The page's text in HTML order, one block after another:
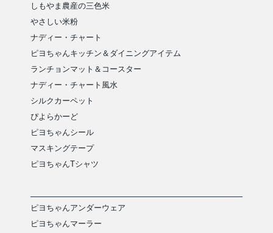
しもやま農産の三色米
やさしい米粉
ナディー・チャート
ピヨちゃんキッチン＆ダイニングアイテム
ランチョンマット＆コースター
ナディー・チャート風水
シルクカーペット
ぴよらかーど
ピヨちゃんシール
マスキングテープ
ピヨちゃんTシャツ
ピヨちゃんアンダーウェア
ピヨちゃんマーラー